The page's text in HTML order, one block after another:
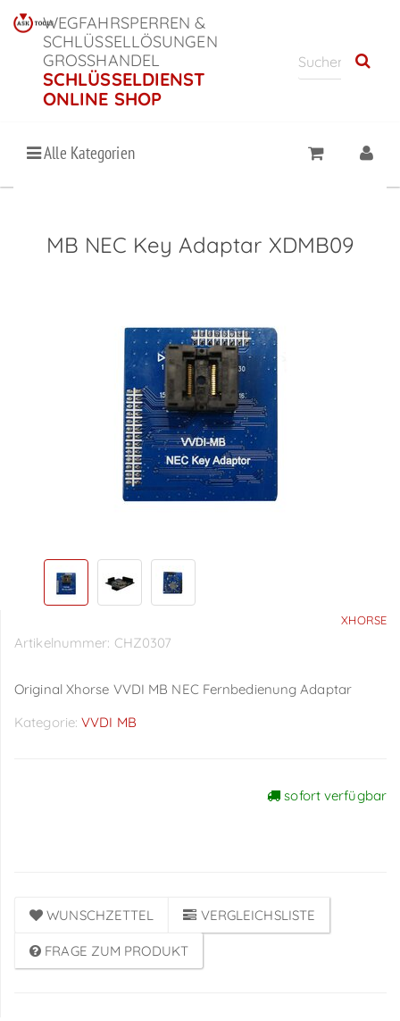
WEGFAHRSPERREN &
SCHLÜSSELLÖSUNGEN
GROSSHANDEL
SCHLÜSSELDIENST
ONLINE SHOP
Alle Kategorien
MB NEC Key Adaptar XDMB09
XHORSE
Artikelnummer: CHZ0307
Original Xhorse VVDI MB NEC Fernbedienung Adaptar
Kategorie:VVDI MB
sofort verfügbar
WUNSCHZETTEL VERGLEICHSLISTE
FRAGE ZUM PRODUKT